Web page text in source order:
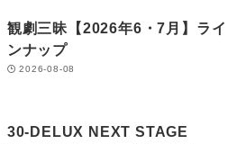
観劇三昧【2026年6・7月】ライ
ンナップ
2026-08-08
30-DELUX NEXT STAGE